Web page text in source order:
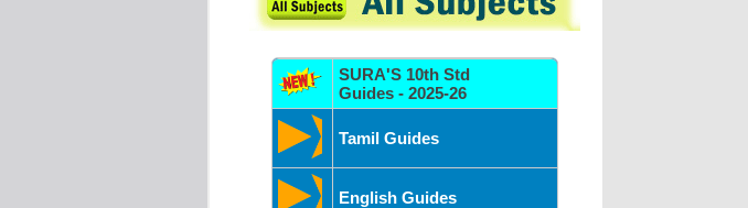
SURA'S 10th Std
Guides - 2025-26
Tamil Guides
English Guides